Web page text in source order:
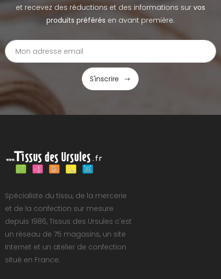
et recevez des réductions et des informations sur vos
produits préférés en avant première.
S'inscrire
Spécialiste du tissu, de la mercerie
et de la confection sur mesure
depuis 1986, Tissus des Ursules c'est
un réseau de 75 magasins, un site
Internet et un atelier de confection
situé en France.